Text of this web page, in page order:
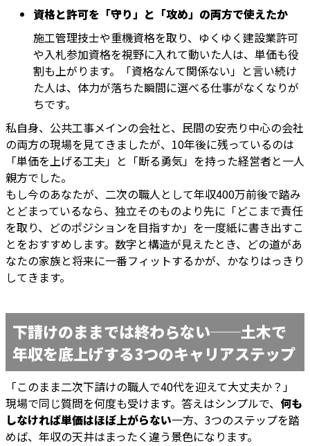
資格と許可を「守り」と「攻め」の両方で使えたか
施工管理技士や重機資格を取り、ゆくゆく建設業許可
や入札参加資格を視野に入れて動いた人は、単価も役
割も上がります。「資格なんて関係ない」と言い続け
た人は、体力が落ちた瞬間に選べる仕事がなくなりが
ちです。
私自身、公共工事メインの会社と、民間の安売り中心の会社
の両方の現場を見てきましたが、10年後に残っているのは
「単価を上げる工夫」と「断る勇気」を持った経営者と一人
親方でした。
もし今のあなたが、二次の職人として年収400万前後で踏み
とどまっているなら、独立そのものより先に「どこまで責任
を取り、どのポジションを目指すか」を一度紙に書き出すこ
とをおすすめします。数字と構造が見えたとき、どの道があ
なたの家族と将来に一番フィットするかが、かなりはっきり
してきます。
下請けのままでは終わらない──土木で
年収を底上げする3つのキャリアステップ
「このまま二次下請けの職人で40代を迎えて大丈夫か？」
現場で同じ質問を何度も受けます。答えはシンプルで、 何も
しなければ単価はほぼ上がらない一方、3つのステップを踏
めば、年収の天井はまったく違う景色になります。